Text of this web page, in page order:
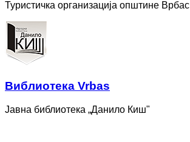
Туристичка организација општине Врбас
Bиблиотека Vrbas
Јавна библиотека „Данило Киш"